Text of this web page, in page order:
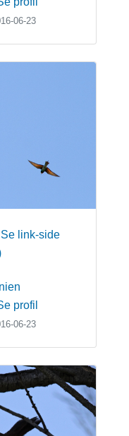
06-23
Se link-side
profil
06-23